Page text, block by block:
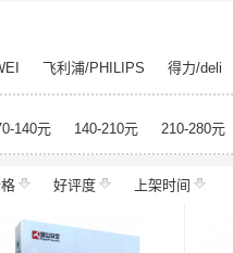
飞利浦/PHILIPS
得力/deli
海康威视/HIKVISION
深信服/
仓 中孚信息 格尔/koal 浩
140元 140-210元 210-280元
好评度 上架时间